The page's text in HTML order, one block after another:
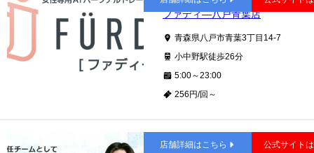
ファディ―八戸青葉店
青森県八戸市青葉3丁目14-7
小中野駅徒歩26分
5:00～23:00
256円/回～
青森
店舗詳細はこちら 公式サイト